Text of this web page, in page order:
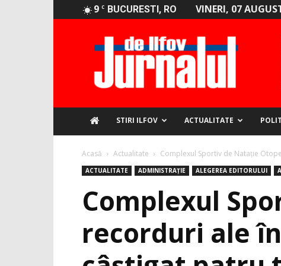
9 C BUCURESTI, RO VINERI, 07
STIRI ILFOV ACTUALITATE
Acasă Actualitate Complexul Sportiv de Nataţie
ACTUALITATE ADMINISTRAȚIE ALEGEREA EDITORULUI
Complexul
recorduri ale